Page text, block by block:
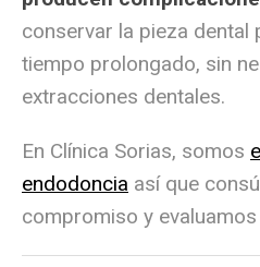
conservar la pieza dental
tiempo prolongado, sin
extracciones dentales.
En Clínica Sorias, somos
endodoncia así que
compromiso y